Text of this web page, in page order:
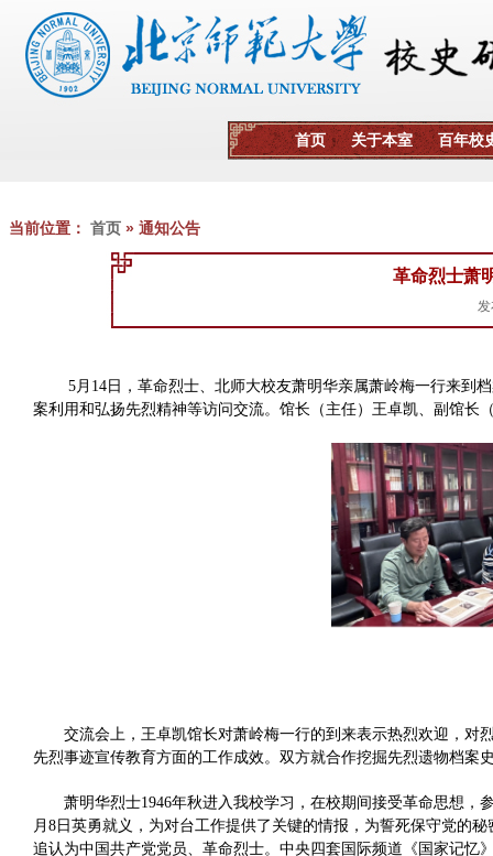
当前位置： 首页 » 通知公告
革命烈士萧
5月14日，革命烈士、北师大校友萧明华亲属萧岭梅一行来到
案利用和弘扬先烈精神等访问交流。馆长（主任）王卓凯、副馆长
交流会上，王卓凯馆长对萧岭梅一行的到来表示热烈欢迎，对
先烈事迹宣传教育方面的工作成效。双方就合作挖掘先烈遗物档
萧明华烈士1946年秋进入我校学习，在校期间接受革命思想，
月8日英勇就义，为对台工作提供了关键的情报，为誓死保守党的
追认为中国共产党党员、革命烈士。中央四套国际频道《国家记